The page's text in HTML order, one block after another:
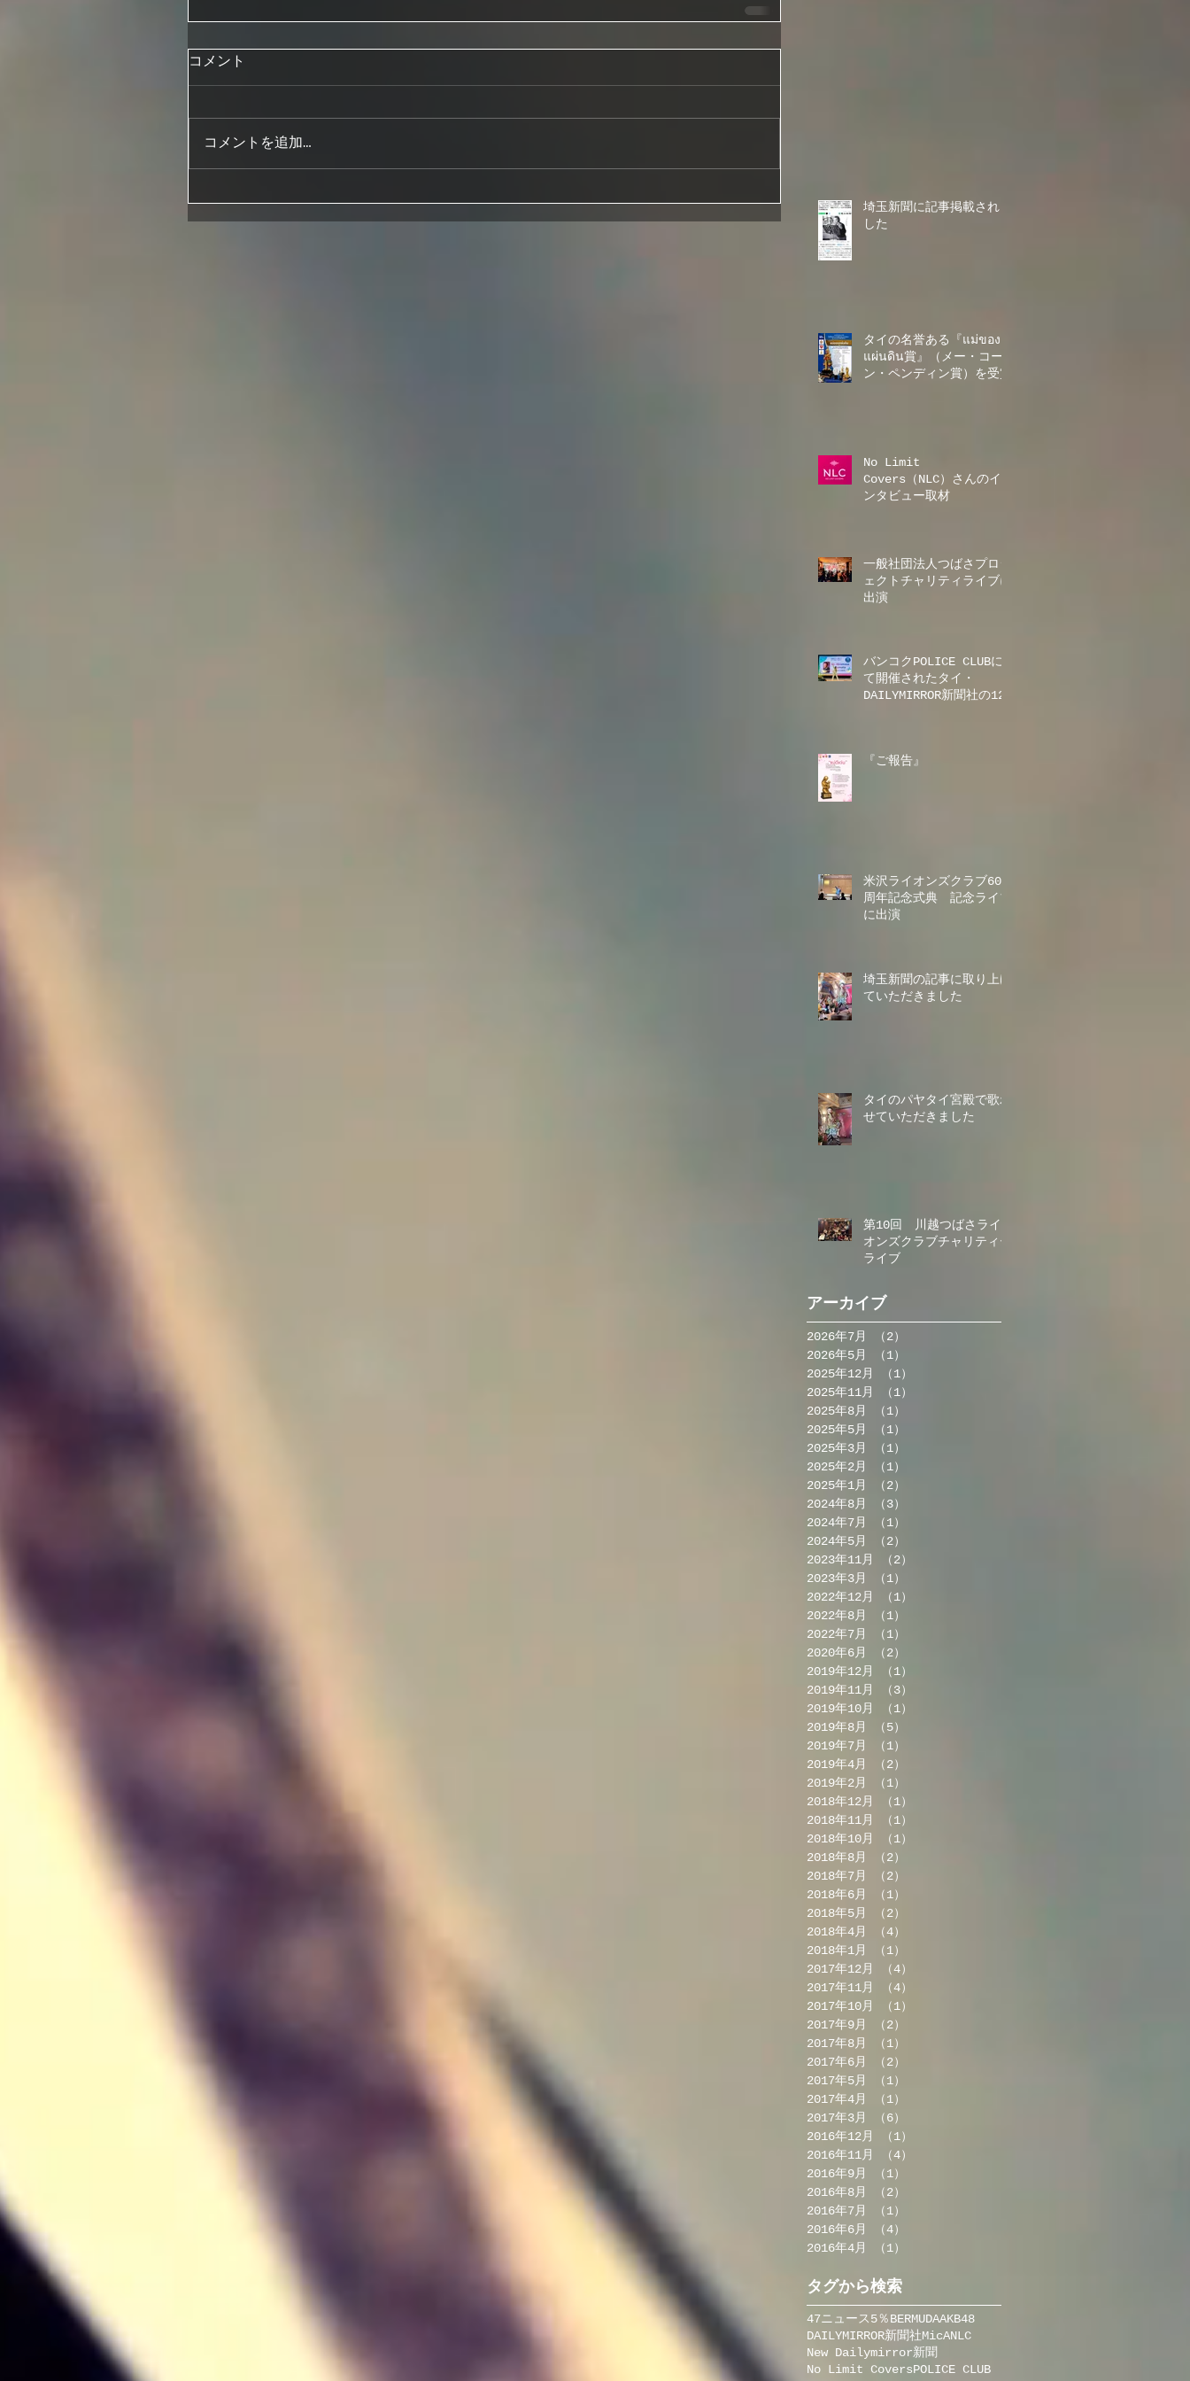
コメント
コメントを追加…
埼玉新聞に記事掲載されま
した
タイの名誉ある『แม่ของ
แผ่นดิน賞』（メー・コー
ン・ペンディン賞）を受賞
No Limit
Covers（NLC）さんのイ
ンタビュー取材
一般社団法人つばさプロジ
ェクトチャリティライブに
出演
バンコクPOLICE CLUBに
て開催されたタイ・
DAILYMIRROR新聞社の12
『ご報告』
米沢ライオンズクラブ60
周年記念式典 記念ライブ
に出演
埼玉新聞の記事に取り上げ
ていただきました
タイのパヤタイ宮殿で歌わ
せていただきました
第10回 川越つばさライ
オンズクラブチャリティー
ライブ
アーカイブ
2026年7月 （2）
2026年5月
（1）
2025年12月
（1）
2025年11月
（1）
2025年8月
（1）
2025年5月
（1）
2025年3月
（1）
2025年2月
（1）
2025年1月
（2）
2024年8月
（3）
2024年7月
（1）
2024年5月
（2）
2023年11月
（2）
2023年3月
（1）
2022年12月
（1）
2022年8月
（1）
2022年7月
（1）
2020年6月
（2）
2019年12月
（1）
2019年11月
（3）
2019年10月
（1）
2019年8月
（5）
2019年7月
（1）
2019年4月
（2）
2019年2月
（1）
2018年12月
（1）
2018年11月
（1）
2018年10月
（1）
2018年8月
（2）
2018年7月
（2）
2018年6月
（1）
2018年5月
（2）
2018年4月
（4）
2018年1月
（1）
2017年12月
（4）
2017年11月
（4）
2017年10月
（1）
2017年9月
（2）
2017年8月
（1）
2017年6月
（2）
2017年5月
（1）
2017年4月
（1）
2017年3月
（6）
2016年12月
（1）
2016年11月
（4）
2016年9月
（1）
2016年8月
（2）
2016年7月
（1）
2016年6月
（4）
2016年4月
（1）
タグから検索
47ニュース5％BERMUDAAKB48
DAILYMIRROR新聞社MicANLC
New Dailymirror新聞
No Limit CoversPOLICE CLUB